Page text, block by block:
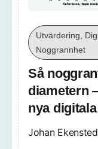
Utvärdering,
Noggrannhet
Så
diametern
nya
Johan